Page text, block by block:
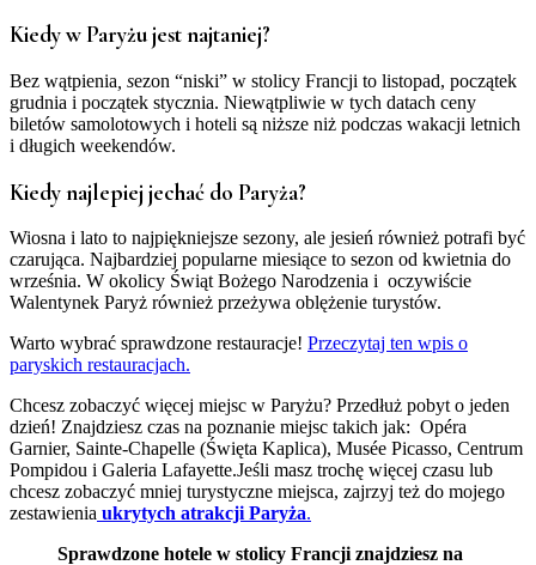
Kiedy w Paryżu jest najtaniej?
Bez wątpienia , sezon “niski” w stolicy Francji to listopad, początek
grudnia i początek stycznia. Niewątpliwie w tych datach ceny
biletów samolotowych i hoteli są niższe niż podczas wakacji letnich
i długich weekendów.
Kiedy najlepiej jechać do Paryża?
Wiosna i lato to najpiękniejsze sezony, ale jesień również potrafi być
czarująca. Najbardziej popularne miesiące to sezon od kwietnia do
września. W okolicy Świąt Bożego Narodzenia i oczywiście
Walentynek Paryż również przeżywa oblężenie turystów.
Warto wybrać sprawdzone restauracje! Przeczytaj ten wpis o
paryskich restauracjach.
Chcesz zobaczyć więcej miejsc w Paryżu? Przedłuż pobyt o jeden
dzień! Znajdziesz czas na poznanie miejsc takich jak: Opéra
Garnier, Sainte-Chapelle (Święta Kaplica), Musée Picasso, Centrum
Pompidou i Galeria Lafayette.Jeśli masz trochę więcej czasu lub
chcesz zobaczyć mniej turystyczne miejsca, zajrzyj też do mojego
zestawienia ukrytych atrakcji Paryża.
Sprawdzone hotele w stolicy Francji znajdziesz na